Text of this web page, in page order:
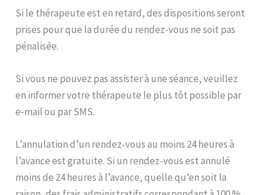
Si le thérapeute est en retard, des dispositions seront
prises pour que la durée du rendez-vous ne soit pas
pénalisée.
Si vous ne pouvez pas assister à une séance, veuillez
en informer votre thérapeute le plus tôt possible par
e-mail ou par SMS.
L’annulation d’un rendez-vous au moins 24 heures à
l’avance est gratuite. Si un rendez-vous est annulé
moins de 24 heures à l’avance, quelle qu’en soit la